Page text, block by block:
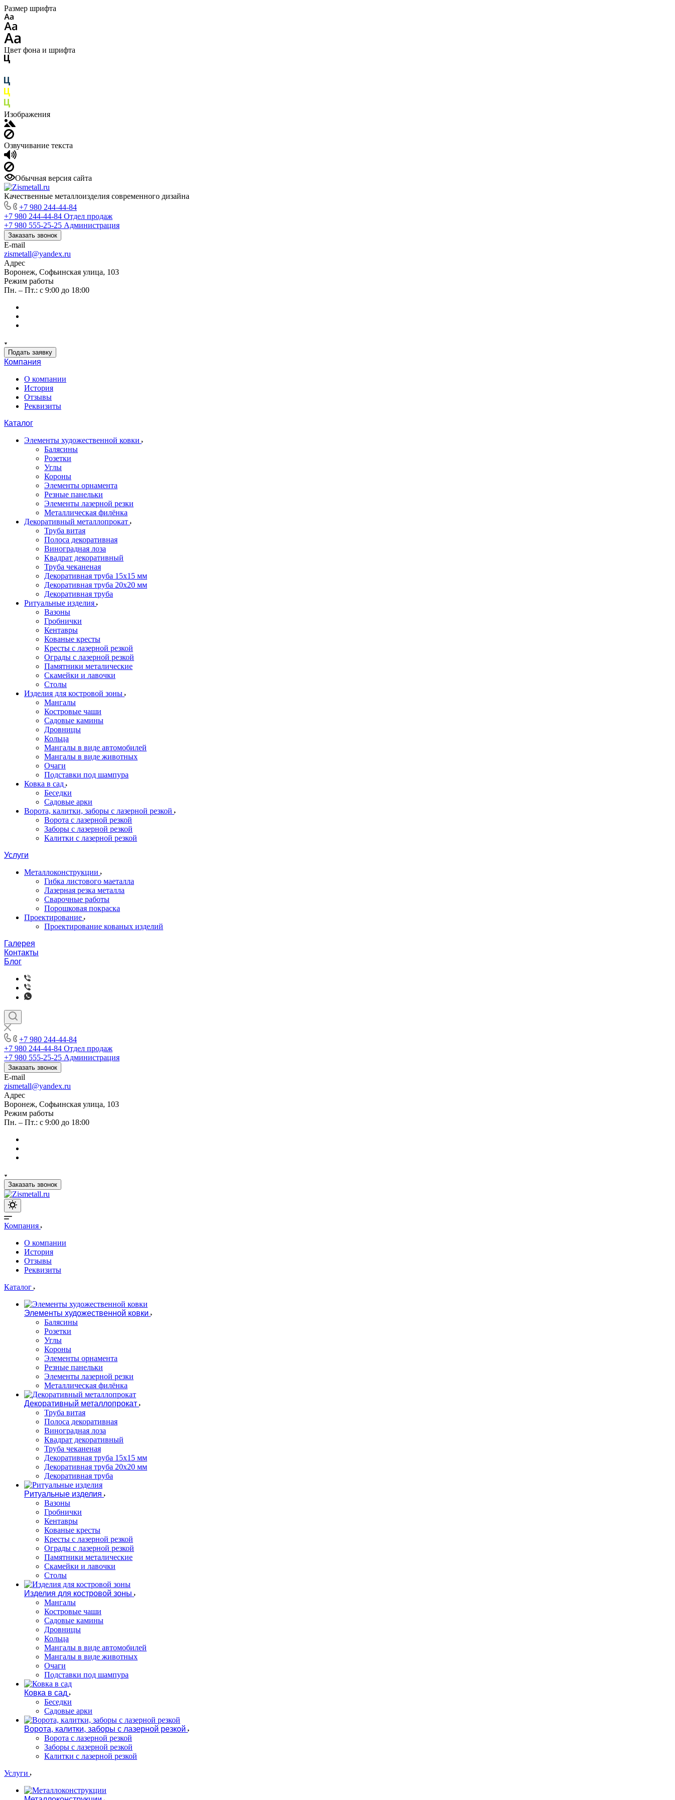
Размер шрифта
Цвет фона и шрифта
Изображения
Озвучивание текста
Обычная версия сайта
Качественные металлоизделия современного дизайна
+7 980 244-44-84
+7 980 244-44-84 Отдел продаж
+7 980 555-25-25 Администрация
Заказать звонок
E-mail
zismetall@yandex.ru
Адрес
Воронеж, Софьинская улица, 103
Режим работы
Пн. – Пт.: с 9:00 до 18:00
Подать заявку
Компания
О компании
История
Отзывы
Реквизиты
Каталог
Элементы художественной ковки
Балясины
Розетки
Углы
Короны
Элементы орнамента
Резные панельки
Элементы лазерной резки
Металлическая филёнка
Декоративный металлопрокат
Труба витая
Полоса декоративная
Виноградная лоза
Квадрат декоративный
Труба чеканеная
Декоративная труба 15х15 мм
Декоративная труба 20х20 мм
Декоративная труба
Ритуальные изделия
Вазоны
Гробнички
Кентавры
Кованые кресты
Кресты с лазерной резкой
Ограды с лазерной резкой
Памятники металические
Скамейки и лавочки
Столы
Изделия для костровой зоны
Мангалы
Костровые чаши
Садовые камины
Дровницы
Кольца
Мангалы в виде автомобилей
Мангалы в виде животных
Очаги
Подставки под шампура
Ковка в сад
Беседки
Садовые арки
Ворота, калитки, заборы с лазерной резкой
Ворота с лазерной резкой
Заборы с лазерной резкой
Калитки с лазерной резкой
Услуги
Металлоконструкции
Гибка листового маеталла
Лазерная резка металла
Сварочные работы
Порошковая покраска
Проектирование
Проектирование кованых изделий
Галерея
Контакты
Блог
+7 980 244-44-84
+7 980 244-44-84 Отдел продаж
+7 980 555-25-25 Администрация
Заказать звонок
E-mail
zismetall@yandex.ru
Адрес
Воронеж, Софьинская улица, 103
Режим работы
Пн. – Пт.: с 9:00 до 18:00
Заказать звонок
Компания
О компании
История
Отзывы
Реквизиты
Каталог
Элементы художественной ковки
Балясины
Розетки
Углы
Короны
Элементы орнамента
Резные панельки
Элементы лазерной резки
Металлическая филёнка
Декоративный металлопрокат
Труба витая
Полоса декоративная
Виноградная лоза
Квадрат декоративный
Труба чеканеная
Декоративная труба 15х15 мм
Декоративная труба 20х20 мм
Декоративная труба
Ритуальные изделия
Вазоны
Гробнички
Кентавры
Кованые кресты
Кресты с лазерной резкой
Ограды с лазерной резкой
Памятники металические
Скамейки и лавочки
Столы
Изделия для костровой зоны
Мангалы
Костровые чаши
Садовые камины
Дровницы
Кольца
Мангалы в виде автомобилей
Мангалы в виде животных
Очаги
Подставки под шампура
Ковка в сад
Беседки
Садовые арки
Ворота, калитки, заборы с лазерной резкой
Ворота с лазерной резкой
Заборы с лазерной резкой
Калитки с лазерной резкой
Услуги